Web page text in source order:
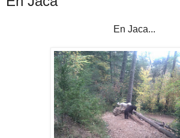
En Jaca...